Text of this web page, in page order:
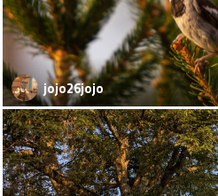
jojo26jojo